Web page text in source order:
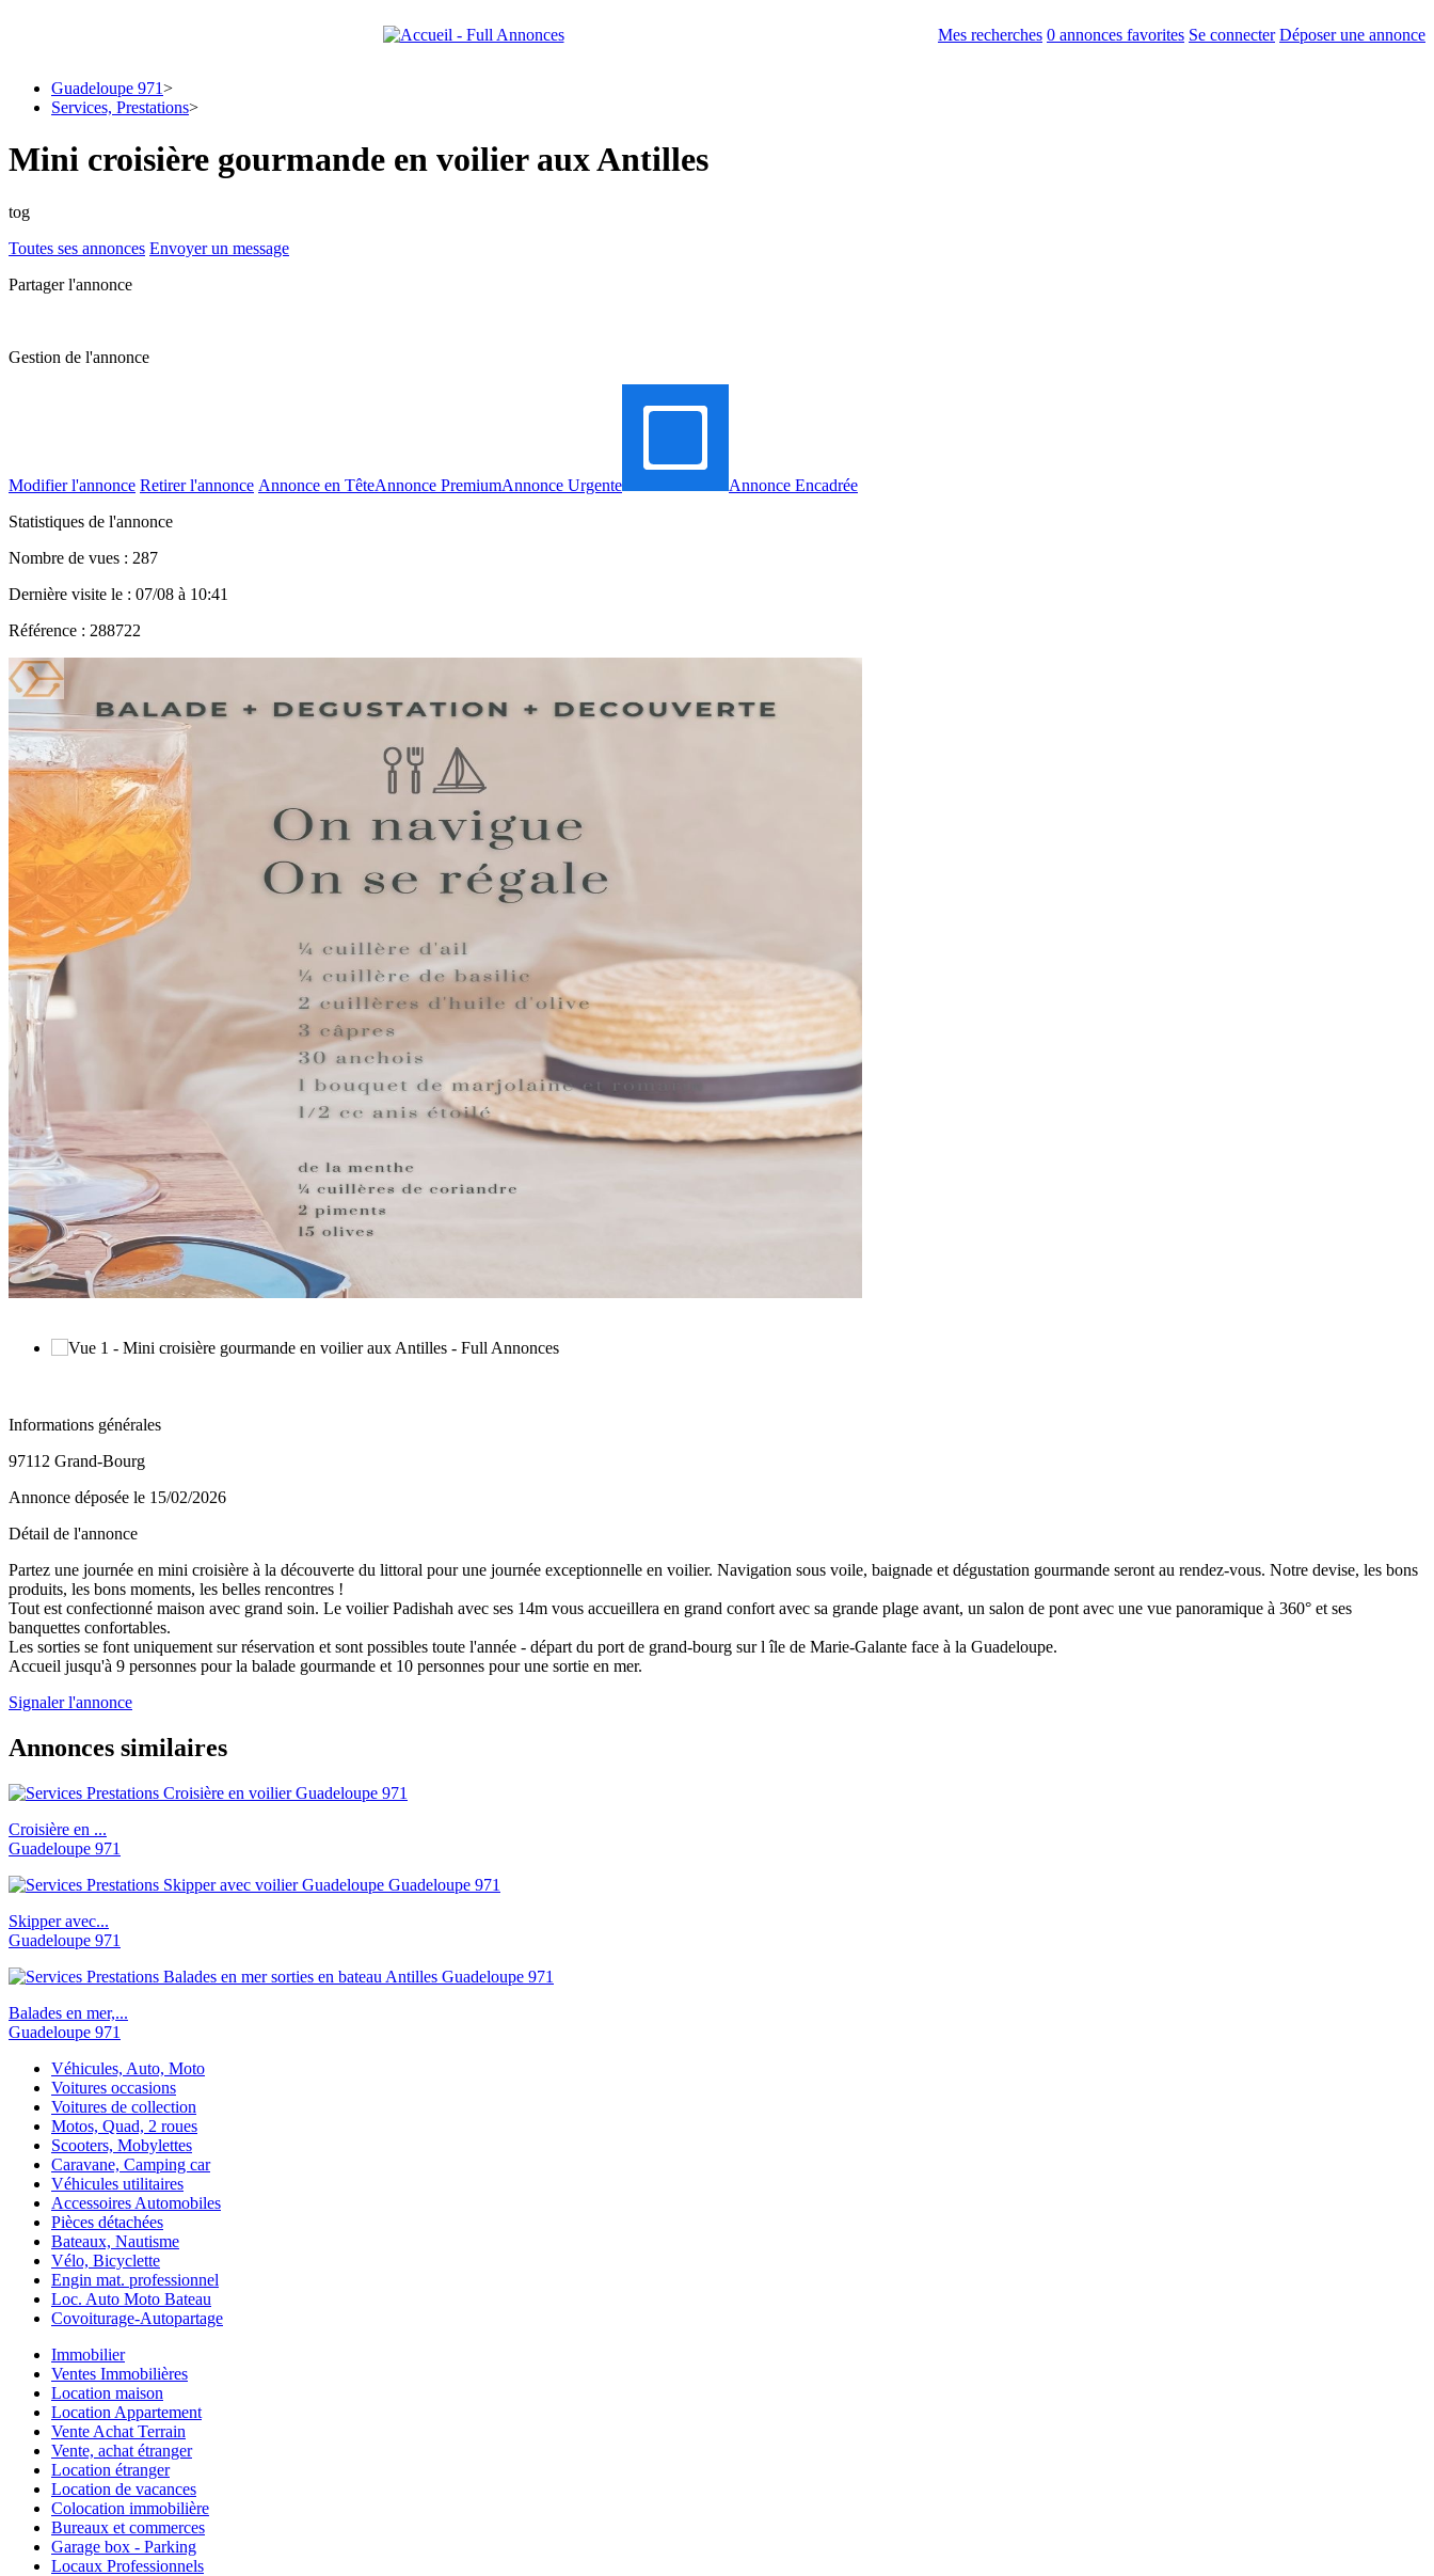
Mes recherches 0 annonces favorites Se connecter Déposer une annonce
Guadeloupe 971>
Services, Prestations>
Mini croisière gourmande en voilier aux Antilles
tog
Toutes ses annonces Envoyer un message
Partager l'annonce
Gestion de l'annonce
Modifier l'annonce Retirer l'annonce Annonce en TêteAnnonce PremiumAnnonce Urgente
Annonce Encadrée
Statistiques de l'annonce
Nombre de vues : 287
Dernière visite le : 07/08 à 10:41
Référence : 288722
Informations générales
97112 Grand-Bourg
Annonce déposée le 15/02/2026
Détail de l'annonce
Partez une journée en mini croisière à la découverte du littoral pour une journée exceptionnelle en voilier. Navigation sous voile, baignade et dégustation gourmande seront au rendez-vous. Notre devise, les bons
produits, les bons moments, les belles rencontres !
Tout est confectionné maison avec grand soin. Le voilier Padishah avec ses 14m vous accueillera en grand confort avec sa grande plage avant, un salon de pont avec une vue panoramique à 360° et ses
banquettes confortables.
Les sorties se font uniquement sur réservation et sont possibles toute l'année - départ du port de grand-bourg sur l île de Marie-Galante face à la Guadeloupe.
Accueil jusqu'à 9 personnes pour la balade gourmande et 10 personnes pour une sortie en mer.
Signaler l'annonce
Annonces similaires
Croisière en ...
Guadeloupe 971
Skipper avec...
Guadeloupe 971
Balades en mer,...
Guadeloupe 971
Véhicules, Auto, Moto
Voitures occasions
Voitures de collection
Motos, Quad, 2 roues
Scooters, Mobylettes
Caravane, Camping car
Véhicules utilitaires
Accessoires Automobiles
Pièces détachées
Bateaux, Nautisme
Vélo, Bicyclette
Engin mat. professionnel
Loc. Auto Moto Bateau
Covoiturage-Autopartage
Immobilier
Ventes Immobilières
Location maison
Location Appartement
Vente Achat Terrain
Vente, achat étranger
Location étranger
Location de vacances
Colocation immobilière
Bureaux et commerces
Garage box - Parking
Locaux Professionnels